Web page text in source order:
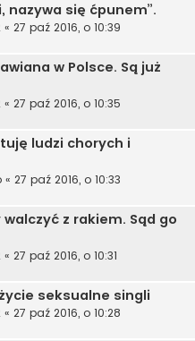
nazywa się ćpunem”.
« 27 paź 2016, o 10:39
w Polsce. Są już
« 27 paź 2016, o 10:35
ludzi chorych i
« 27 paź 2016, o 10:33
walczyć z rakiem. Sąd go
« 27 paź 2016, o 10:31
seksualne singli
« 27 paź 2016, o 10:28